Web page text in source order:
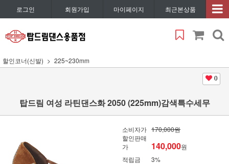
로그인 회원가입 마이페이지 최근본상품
할인코너(신발) 225~230mm
0
탑드림 여성 라틴댄스화 2050 (225mm)감색특수세무
소비자가 170,000원
할인판매
가
140,000원
적립금
3%